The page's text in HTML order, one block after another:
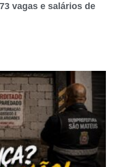
vagas e salários de